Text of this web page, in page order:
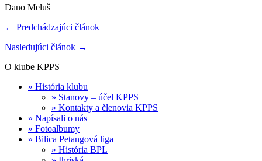
Dano Meluš
← Predchádzajúci článok
Nasledujúci článok →
O klube KPPS
» História klubu
» Stanovy – účel KPPS
» Kontakty a členovia KPPS
» Napísali o nás
» Fotoalbumy
» Bilica Petangová liga
» História BPL